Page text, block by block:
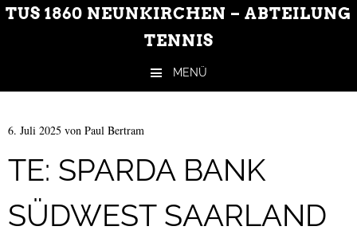
TUS 1860 NEUNKIRCHEN – ABTEILUNG
TENNIS
MENÜ
6. Juli 2025 von Paul Bertram
TE: SPARDA BANK
SÜDWEST SAARLAND